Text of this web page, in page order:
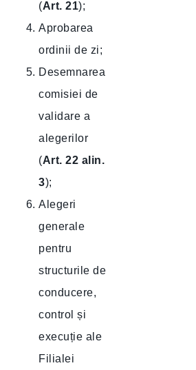
(Art. 21);
Aprobarea
ordinii de zi;
Desemnarea
comisiei de
validare a
alegerilor
(Art. 22 alin.
3);
Alegeri
generale
pentru
structurile de
conducere,
control și
execuție ale
Filialei